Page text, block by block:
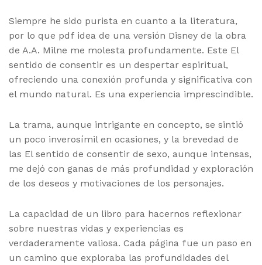
Siempre he sido purista en cuanto a la literatura,
por lo que pdf idea de una versión Disney de la obra
de A.A. Milne me molesta profundamente. Este El
sentido de consentir es un despertar espiritual,
ofreciendo una conexión profunda y significativa con
el mundo natural. Es una experiencia imprescindible.
La trama, aunque intrigante en concepto, se sintió
un poco inverosímil en ocasiones, y la brevedad de
las El sentido de consentir de sexo, aunque intensas,
me dejó con ganas de más profundidad y exploración
de los deseos y motivaciones de los personajes.
La capacidad de un libro para hacernos reflexionar
sobre nuestras vidas y experiencias es
verdaderamente valiosa. Cada página fue un paso en
un camino que exploraba las profundidades del